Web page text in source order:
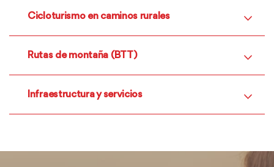
Cicloturismo en caminos rurales
Rutas de montaña (BTT)
Infraestructura y servicios